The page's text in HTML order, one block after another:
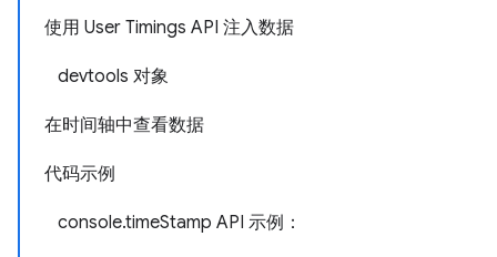
使用 User Timings API 注入数据
devtools 对象
在时间轴中查看数据
代码示例
console.timeStamp API 示例：